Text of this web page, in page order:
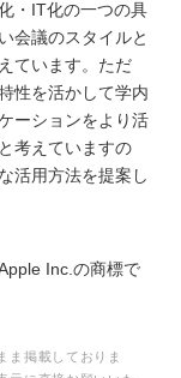
・IT化の一つの具
会議のスタイルと
ています。ただ
性を活かして学内
ーションをより活
考えていますの
活用方法を提案し
Inc.の商標で
ま掲載しておりま